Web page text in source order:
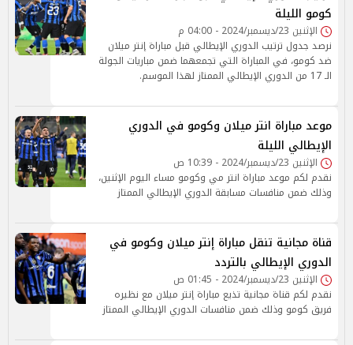
كومو الليلة
الإثنين 23/ديسمبر/2024 - 04:00 م
نرصد جدول ترتيب الدوري الإيطالي قبل مباراة إنتر ميلان
ضد كومو، في المباراة التي تجمعهما ضمن مباريات الجولة
الـ 17 من الدوري الإيطالي الممتاز لهذا الموسم.
موعد مباراة انتر ميلان وكومو في الدوري
الإيطالي الليلة
الإثنين 23/ديسمبر/2024 - 10:39 ص
نقدم لكم موعد مباراة انتر مي وكومو مساء اليوم الإثنين،
وذلك ضمن منافسات مسابقة الدوري الإيطالي الممتاز
قناة مجانية تنقل مباراة إنتر ميلان وكومو في
الدوري الإيطالي بالتردد
الإثنين 23/ديسمبر/2024 - 01:45 ص
نقدم لكم قناة مجانية تذيع مباراة إنتر ميلان مع نظيره
فريق كومو وذلك ضمن منافسات الدوري الإيطالي الممتاز